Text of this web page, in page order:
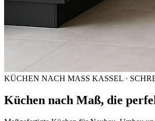
KÜCHEN NACH MASS KASSEL ·
Küchen nach Maß, die